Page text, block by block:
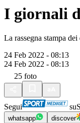
I giornali
La rassegna stampa
24 Feb 2022 - 08:13
24 Feb 2022 - 08:13
25 foto
Segui su
whatsapp discover